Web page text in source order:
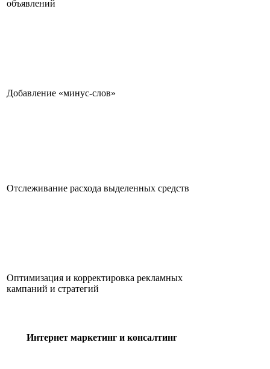
объявлений
Добавление «минус-слов»
Отслеживание расхода выделенных средств
Оптимизация и корректировка рекламных
кампаний и стратегий
Интернет маркетинг и консалтинг